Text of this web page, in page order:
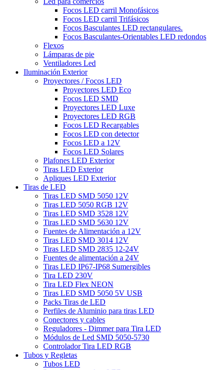
Focos LED carril Monofásicos
Focos LED carril Trifásicos
Focos Basculantes LED rectangulares.
Focos Basculantes-Orientables LED redondos
Flexos
Lámparas de pie
Ventiladores Led
Iluminación Exterior
Proyectores / Focos LED
Proyectores LED Eco
Focos LED SMD
Proyectores LED Luxe
Proyectores LED RGB
Focos LED Recargables
Focos LED con detector
Focos LED a 12V
Focos LED Solares
Plafones LED Exterior
Tiras LED Exterior
Apliques LED Exterior
Tiras de LED
Tiras LED SMD 5050 12V
Tiras LED 5050 RGB 12V
Tiras LED SMD 3528 12V
Tiras LED SMD 5630 12V
Fuentes de Alimentación a 12V
Tiras LED SMD 3014 12V
Tiras LED SMD 2835 12-24V
Fuentes de alimentación a 24V
Tiras LED IP67-IP68 Sumergibles
Tira LED 230V
Tira LED Flex NEON
Tiras LED SMD 5050 5V USB
Packs Tiras de LED
Perfiles de Aluminio para tiras LED
Conectores y cables
Reguladores - Dimmer para Tira LED
Módulos de Led SMD 5050-5730
Controlador Tira LED RGB
Tubos y Regletas
Tubos LED